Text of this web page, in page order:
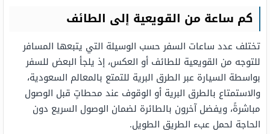
كم ساعة من القويعية إلى الطائف
تختلف عدد ساعات السفر حسب الوسيلة التي يتبعها المسافر
للتوجه من القويعية للطائف أو العكس، إذ يلجأ البعض للسفر
بواسطة السيارة عبر الطرق البرية للتمتع بالمعالم السعودية،
والاستمتاع بالطرق البرية أو الوقوف عند محطاتٍ قبل الوصول
مباشرةً، ويفضل آخرون بالطائرة لضمان الوصول السريع دون
الحاجة لحمل عبء الطريق الطويل.